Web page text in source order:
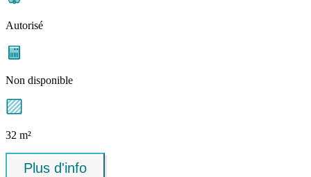
Autorisé
Non disponible
32 m²
Plus d'info